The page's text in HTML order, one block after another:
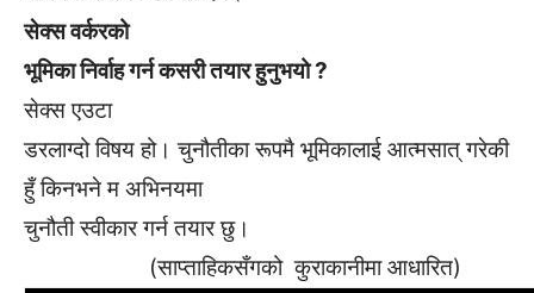
सेक्स वर्करको
भूमिका निर्वाह गर्न कसरी तयार हुनुभयो ?
सेक्स एउटा
डरलाग्दो विषय हो। चुनौतीका रूपमै भूमिकालाई आत्मसात् गरेकी
हुँ किनभने म अभिनयमा
चुनौती स्वीकार गर्न तयार छु।
(साप्ताहिकसँगको कुराकानीमा आधारित)